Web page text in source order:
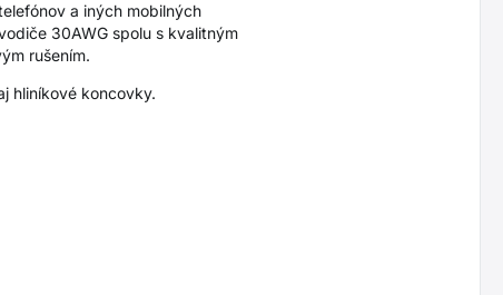
a iných mobilných
30AWG spolu s kvalitným
rušením.
hliníkové koncovky.